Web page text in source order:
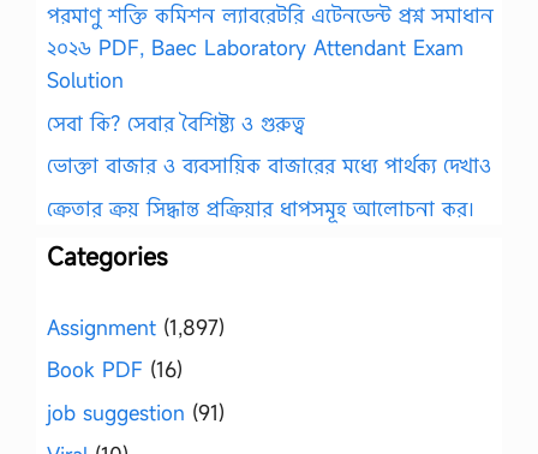
পরমাণু শক্তি কমিশন ল্যাবরেটরি এটেনডেন্ট প্রশ্ন সমাধান
২০২৬ PDF, Baec Laboratory Attendant Exam
Solution
সেবা কি? সেবার বৈশিষ্ট্য ও গুরুত্ব
ভোক্তা বাজার ও ব্যবসায়িক বাজারের মধ্যে পার্থক্য দেখাও
ক্রেতার ক্রয় সিদ্ধান্ত প্রক্রিয়ার ধাপসমূহ আলোচনা কর।
Categories
Assignment (1,897)
Book PDF (16)
job suggestion (91)